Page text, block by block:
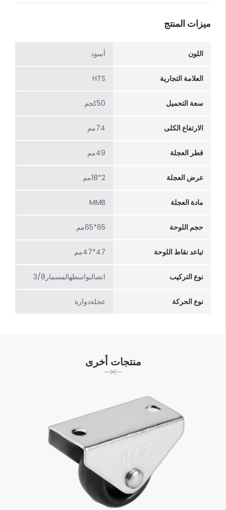
ميزات المنتج
اللون أسود
العلامة التجارية HTS
سعة التحميل 50كجم
الارتفاع الکلی 74مم
قطر العجلة 49مم
عرض العجلة 2*18مم
مادة العجلة MMB
حجم اللوحة 65*65مم
تباعد نقاط اللوحة 47*47مم
نوع التركيب اتصالبواسطهالمسمار3/8
نوع الحركة عجلةدوارة
منتجات أخرى